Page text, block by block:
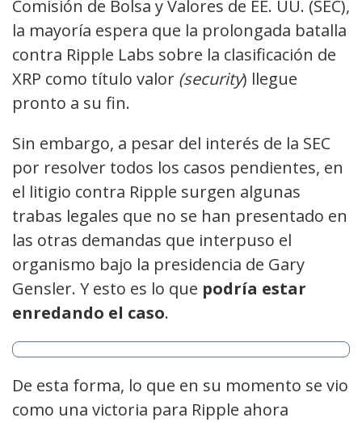
Comisión de Bolsa y Valores de EE. UU. (SEC),
la mayoría espera que la prolongada batalla
contra Ripple Labs sobre la clasificación de
XRP como título valor (security) llegue
pronto a su fin.
Sin embargo, a pesar del interés de la SEC
por resolver todos los casos pendientes, en
el litigio contra Ripple surgen algunas
trabas legales que no se han presentado en
las otras demandas que interpuso el
organismo bajo la presidencia de Gary
Gensler. Y esto es lo que podría estar
enredando el caso.
De esta forma, lo que en su momento se vio
como una victoria para Ripple ahora